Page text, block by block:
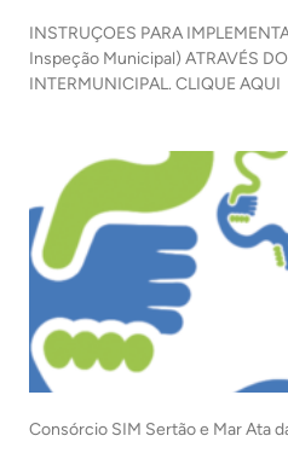
INSTRUÇOES PARA
Inspeção Municipal) ATRAVÉS
INTERMUNICIPAL. CLIQUE AQUI
Consórcio SIM Sertão e Mar Ata